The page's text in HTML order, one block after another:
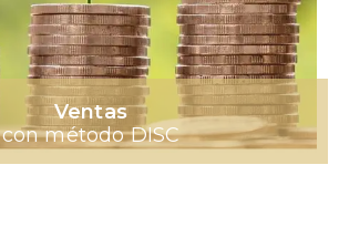
Ventas
con método DISC